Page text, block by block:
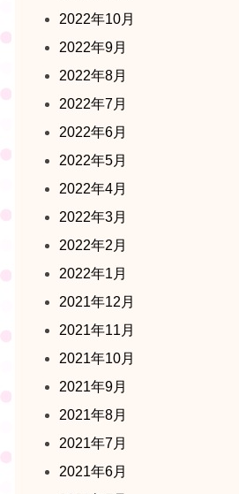
2022年10月
2022年9月
2022年8月
2022年7月
2022年6月
2022年5月
2022年4月
2022年3月
2022年2月
2022年1月
2021年12月
2021年11月
2021年10月
2021年9月
2021年8月
2021年7月
2021年6月